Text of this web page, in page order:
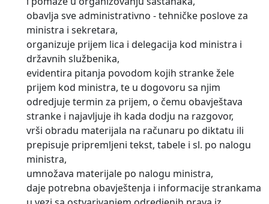
obavlja sve administrativno - tehničke poslove za
ministra i sekretara,
organizuje prijem lica i delegacija kod ministra i
državnih službenika,
evidentira pitanja povodom kojih stranke žele
prijem kod ministra, te u dogovoru sa njim
odredjuje termin za prijem, o čemu obavještava
stranke i najavljuje ih kada dodju na razgovor,
vrši obradu materijala na računaru po diktatu ili
prepisuje pripremljeni tekst, tabele i sl. po nalogu
ministra,
umnožava materijale po nalogu ministra,
daje potrebna obavještenja i informacije strankama